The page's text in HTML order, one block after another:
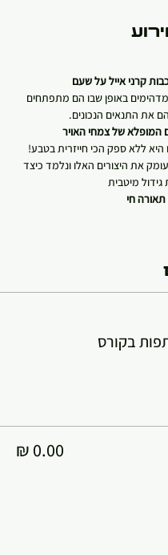
קרני אייל על שעם
באופן שבו הם מתפתחים
את התנאים הנכונים.
המופלא של צמחי האויר
ללא ספק הכי חייזרית בטבע!
את היצורים האלו ונלמד כיצד
מיטבית
תאורה חי
בקורס